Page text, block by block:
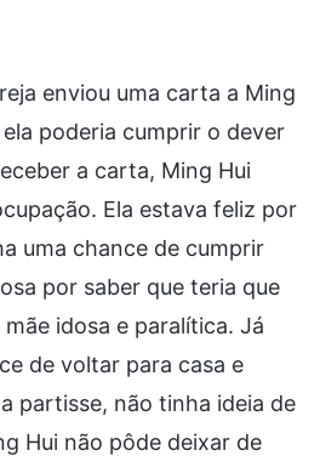
enviou uma carta a Ming
poderia cumprir o dever
a carta, Ming Hui
Ela estava feliz por
uma chance de cumprir
por saber que teria que
idosa e paralítica. Já
de voltar para casa e
partisse, não tinha ideia de
Hui não pôde deixar de